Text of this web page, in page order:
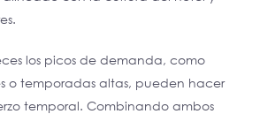
los picos de demanda, como
o temporadas altas, pueden hacer
temporal. Combinando ambos